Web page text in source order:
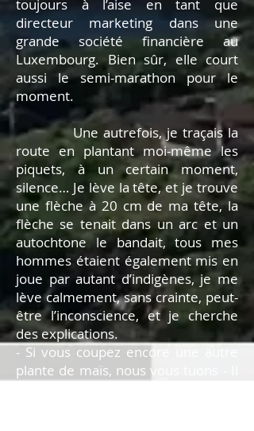
toujours à l’aise en tant que
directeur marketing dans une
grande société financière au
Luxembourg. Bien sûr, elle court
aussi le semi-marathon pour le
moment.
Une autrefois, je traçais la
route en plantant moi-même les
piquets, à un certain moment,
silence… Je lève la tête, et je trouve
une flèche à 20 cm de ma tête, la
flèche se tenait dans un arc et un
autochtone le bandait, tous mes
hommes étaient également mis en
joue par autant d’indigènes, je me
lève calmement, sans crainte, peut-
être l’inconscience, et je cherche
des explications.
- Si vous coupez encore une autre
plante de maïs, nous vous tuons - Il